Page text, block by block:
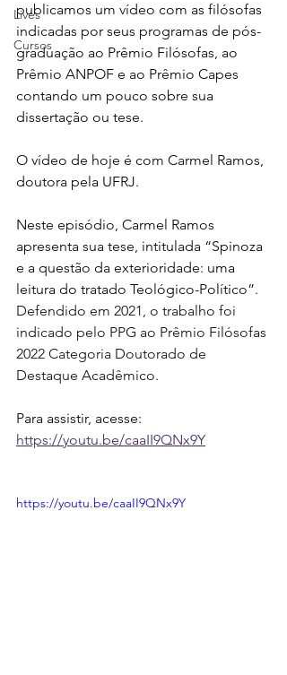
Lives
Cursos
publicamos um vídeo com as filósofas
indicadas por seus programas de pós-
graduação ao Prêmio Filósofas, ao
Prêmio ANPOF e ao Prêmio Capes
contando um pouco sobre sua
dissertação ou tese.
O vídeo de hoje é com Carmel Ramos,
doutora pela UFRJ.
Neste episódio, Carmel Ramos
apresenta sua tese, intitulada “Spinoza
e a questão da exterioridade: uma
leitura do tratado Teológico-Político”.
Defendido em 2021, o trabalho foi
indicado pelo PPG ao Prêmio Filósofas
2022 Categoria Doutorado de
Destaque Acadêmico.
Para assistir, acesse:
https://youtu.be/caaII9QNx9Y
https://youtu.be/caaII9QNx9Y